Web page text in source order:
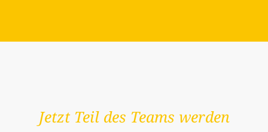
Jetzt Teil des Teams werden